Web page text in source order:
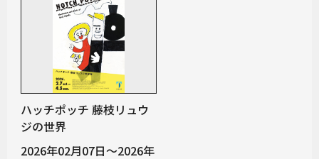
ハッチポッチ 藤枝リュウ
ジの世界
2026年02月07日～2026年